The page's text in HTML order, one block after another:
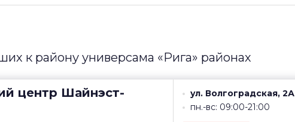
к району универсама «Рига» районах
центр Шайнэст-
ул. Волгоградская, 2А
пн.-вс: 09:00-21:00